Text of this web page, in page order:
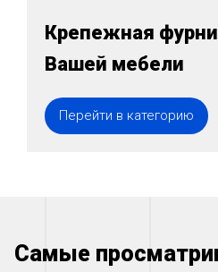
Крепежная
Вашей мебели
Перейти в категорию
Самые